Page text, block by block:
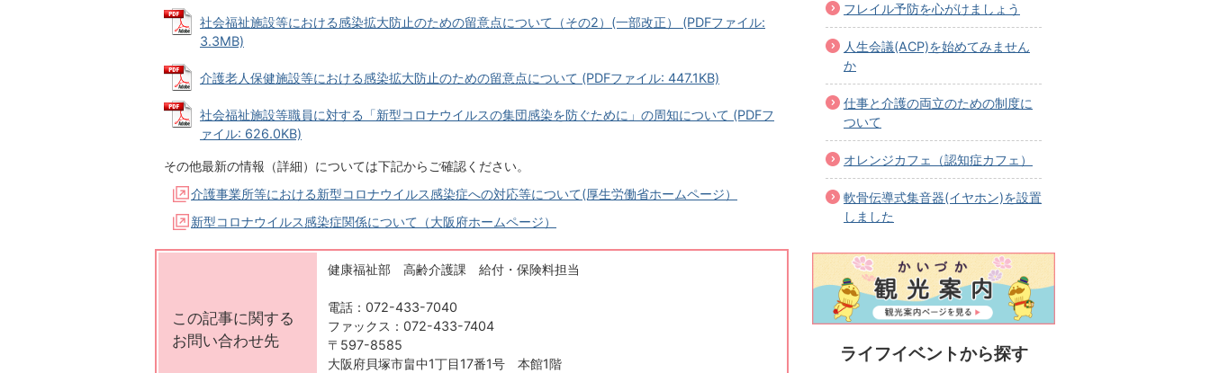
社会福祉施設等における感染拡大防止のための留意点について（その2）(一部改正） (PDFファイル:
3.3MB)
介護老人保健施設等における感染拡大防止のための留意点について (PDFファイル: 447.1KB)
社会福祉施設等職員に対する「新型コロナウイルスの集団感染を防ぐために」の周知について (PDFフ
ァイル: 626.0KB)
その他最新の情報（詳細）については下記からご確認ください。
介護事業所等における新型コロナウイルス感染症への対応等について(厚生労働省ホームページ）
新型コロナウイルス感染症関係について（大阪府ホームページ）
この記事に関する
お問い合わせ先
健康福祉部 高齢介護課 給付・保険料担当
電話：072-433-7040
ファックス：072-433-7404
〒597-8585
大阪府貝塚市畠中1丁目17番1号 本館1階
フレイル予防を心がけましょう
人生会議(ACP)を始めてみません
か
仕事と介護の両立のための制度に
ついて
オレンジカフェ（認知症カフェ）
軟骨伝導式集音器(イヤホン)を設置
しました
ライフイベントから探す